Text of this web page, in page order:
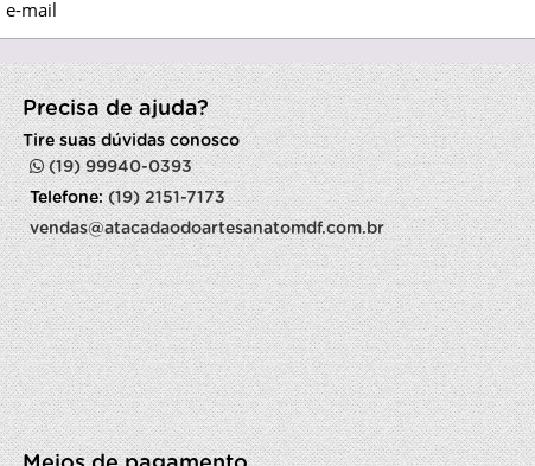
Precisa de ajuda?
Tire suas dúvidas conosco
(19) 99940-0393
Telefone:(19) 2151-7173
vendas@atacadaodoartesanatomdf.com.br